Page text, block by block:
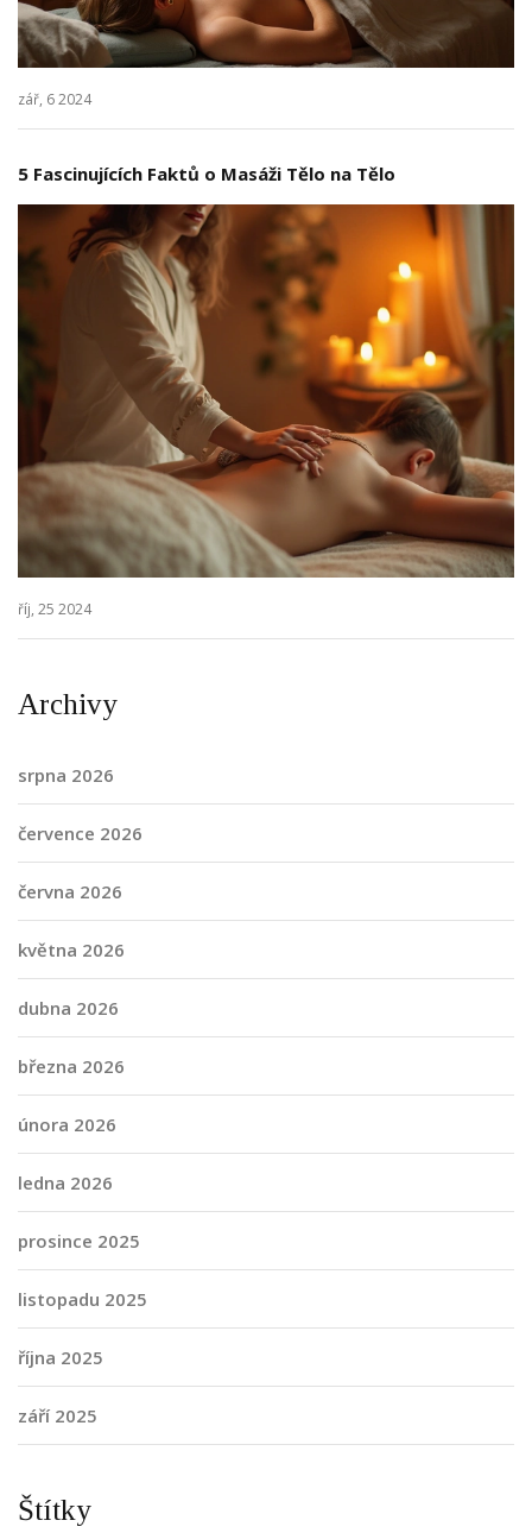
zář, 6 2024
5 Fascinujících Faktů o Masáži Tělo na Tělo
říj, 25 2024
Archivy
srpna 2026
července 2026
června 2026
května 2026
dubna 2026
března 2026
února 2026
ledna 2026
prosince 2025
listopadu 2025
října 2025
září 2025
Štítky